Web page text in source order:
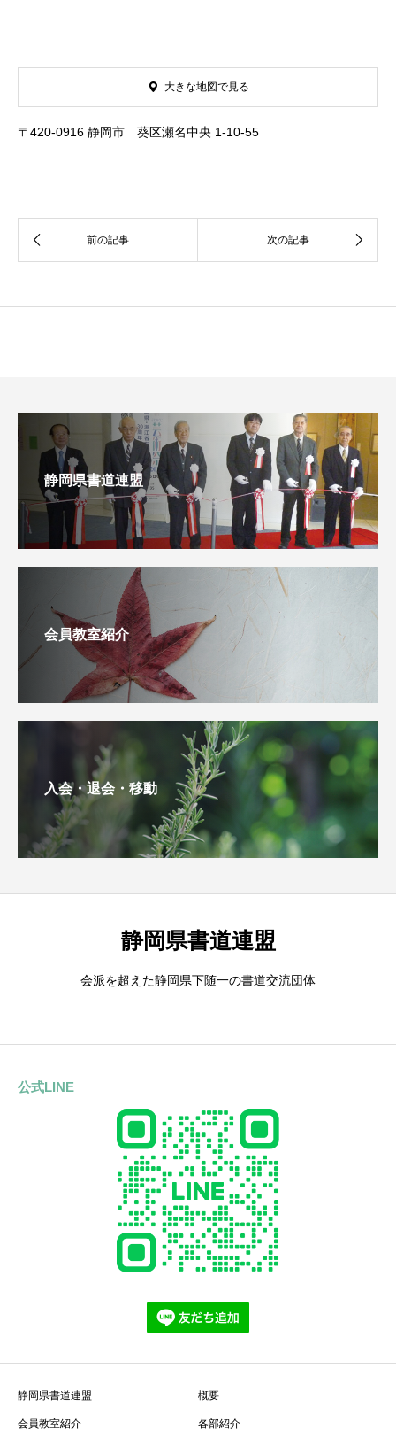
〒420-0916 静岡市 葵区瀬名中央 1-10-55
大きな地図で見る
静岡県書道連盟
会員教室紹介
入会・退会・移動
静岡県書道連盟
会派を超えた静岡県下随一の書道交流団体
公式LINE
静岡県書道連盟 概要
会員教室紹介 各部紹介